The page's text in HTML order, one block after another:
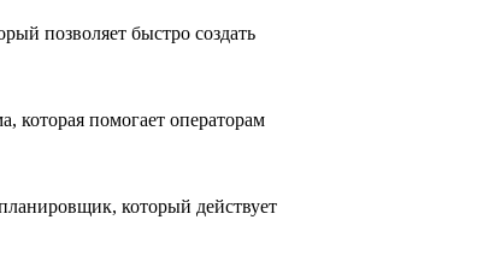
позволяет быстро создать
которая помогает операторам
который действует